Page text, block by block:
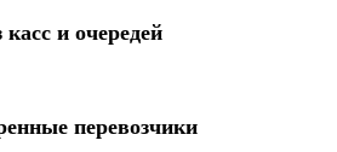
касс и очередей
перевозчики